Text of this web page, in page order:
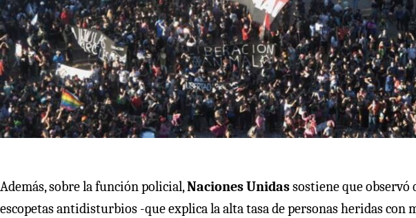
Además, sobre la función policial,Naciones Unidassostiene que observó
escopetas antidisturbios -que explica la alta tasa de personas heridas con